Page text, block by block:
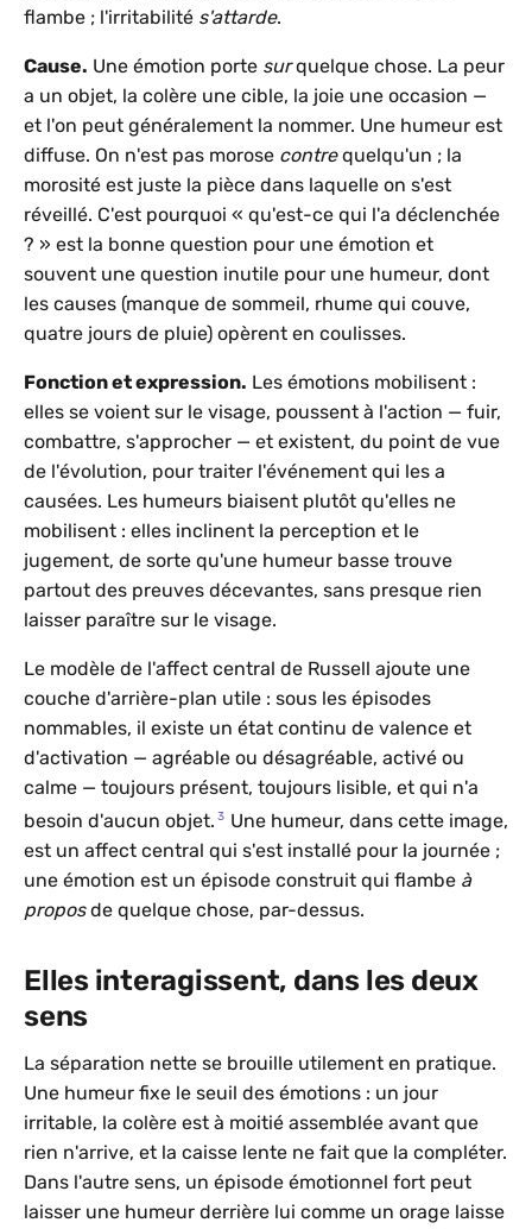
flambe ; l'irritabilité s'attarde.
Cause. Une émotion porte surquelque chose. La peur
a un objet, la colère une cible, la joie une occasion —
et l'on peut généralement la nommer. Une humeur est
diffuse. On n'est pas morose contrequelqu'un ; la
morosité est juste la pièce dans laquelle on s'est
réveillé. C'est pourquoi « qu'est-ce qui l'a déclenchée
? » est la bonne question pour une émotion et
souvent une question inutile pour une humeur, dont
les causes (manque de sommeil, rhume qui couve,
quatre jours de pluie) opèrent en coulisses.
Fonction et expression. Les émotions mobilisent :
elles se voient sur le visage, poussent à l'action — fuir,
combattre, s'approcher — et existent, du point de vue
de l'évolution, pour traiter l'événement qui les a
causées. Les humeurs biaisent plutôt qu'elles ne
mobilisent : elles inclinent la perception et le
jugement, de sorte qu'une humeur basse trouve
partout des preuves décevantes, sans presque rien
laisser paraître sur le visage.
Le modèle de l'affect central de Russell ajoute une
couche d'arrière-plan utile : sous les épisodes
nommables, il existe un état continu de valence et
d'activation — agréable ou désagréable, activé ou
calme — toujours présent, toujours lisible, et qui n'a
besoin d'aucun objet. 3 Une humeur, dans cette image,
est un affect central qui s'est installé pour la journée ;
une émotion est un épisode construit qui flambe à
proposde quelque chose, par-dessus.
Elles interagissent, dans les deux
sens
La séparation nette se brouille utilement en pratique.
Une humeur fixe le seuil des émotions : un jour
irritable, la colère est à moitié assemblée avant que
rien n'arrive, et la caisse lente ne fait que la compléter.
Dans l'autre sens, un épisode émotionnel fort peut
laisser une humeur derrière lui comme un orage laisse